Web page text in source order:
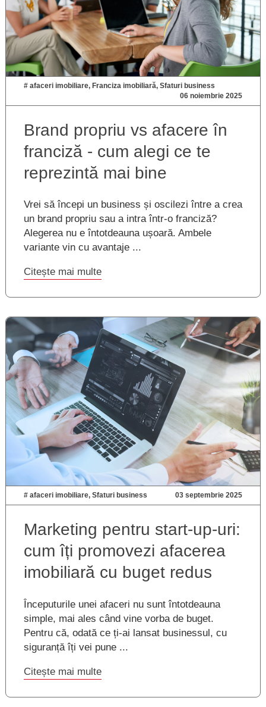
# afaceri imobiliare, Franciza imobiliară, Sfaturi business
06 noiembrie 2025
Brand propriu vs afacere în
franciză - cum alegi ce te
reprezintă mai bine
Vrei să începi un business și oscilezi între a crea
un brand propriu sau a intra într-o franciză?
Alegerea nu e întotdeauna ușoară. Ambele
variante vin cu avantaje ...
Citește mai multe
# afaceri imobiliare, Sfaturi business 03 septembrie 2025
Marketing pentru start-up-uri:
cum îți promovezi afacerea
imobiliară cu buget redus
Începuturile unei afaceri nu sunt întotdeauna
simple, mai ales când vine vorba de buget.
Pentru că, odată ce ți-ai lansat businessul, cu
siguranță îți vei pune ...
Citește mai multe